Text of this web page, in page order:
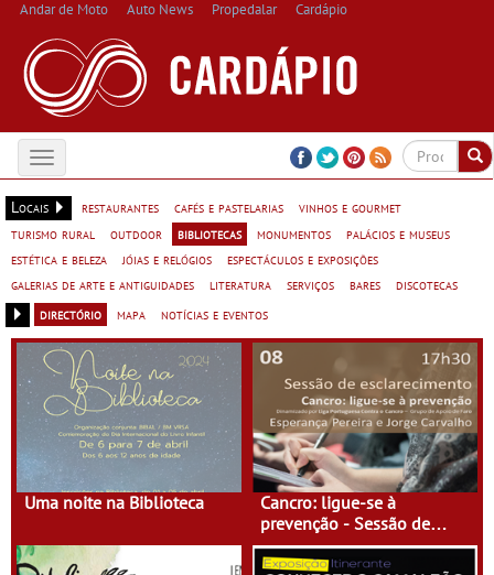
Andar de Moto Auto News Propedalar Cardápio
Toggle
navigation
Locais
restaurantes cafés e pastelarias
vinhos e gourmet
turismo rural
outdoor bibliotecas monumentos
palácios e museus
estética e beleza
jóias e relógios
espectáculos e exposições
galerias de arte e antiguidades
literatura serviços bares
discotecas
directório
mapa notícias e eventos
Uma noite na Biblioteca
Cancro: ligue-se à
prevenção - Sessão de
Esclarecimento